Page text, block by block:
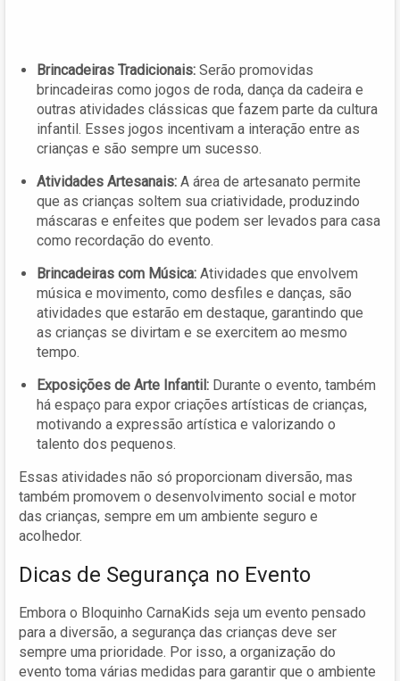
Brincadeiras Tradicionais: Serão promovidas
brincadeiras como jogos de roda, dança da cadeira e
outras atividades clássicas que fazem parte da cultura
infantil. Esses jogos incentivam a interação entre as
crianças e são sempre um sucesso.
Atividades Artesanais: A área de artesanato permite
que as crianças soltem sua criatividade, produzindo
máscaras e enfeites que podem ser levados para casa
como recordação do evento.
Brincadeiras com Música: Atividades que envolvem
música e movimento, como desfiles e danças, são
atividades que estarão em destaque, garantindo que
as crianças se divirtam e se exercitem ao mesmo
tempo.
Exposições de Arte Infantil: Durante o evento, também
há espaço para expor criações artísticas de crianças,
motivando a expressão artística e valorizando o
talento dos pequenos.
Essas atividades não só proporcionam diversão, mas
também promovem o desenvolvimento social e motor
das crianças, sempre em um ambiente seguro e
acolhedor.
Dicas de Segurança no Evento
Embora o Bloquinho CarnaKids seja um evento pensado
para a diversão, a segurança das crianças deve ser
sempre uma prioridade. Por isso, a organização do
evento toma várias medidas para garantir que o ambiente